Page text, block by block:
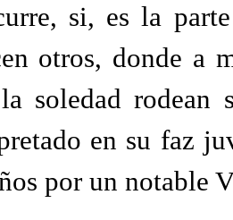
si, es la
otros, donde a
soledad rodean
en su faz
por un notable